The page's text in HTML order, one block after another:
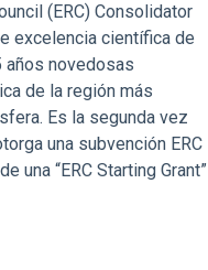
(ERC) Consolidator
excelencia científica de
años novedosas
de la región más
Es la segunda vez
una subvención ERC
una “ERC Starting Grant”